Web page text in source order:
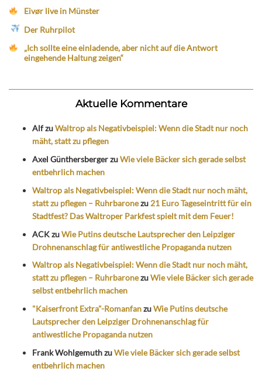
Eivør live in Münster
Der Ruhrpilot
„Ich sollte eine einladende, aber nicht auf die Antwort
eingehende Haltung zeigen“
Aktuelle Kommentare
AlfzuWaltrop als Negativbeispiel: Wenn die Stadt nur noch
mäht, statt zu pflegen
Axel GünthersbergerzuWie viele Bäcker sich gerade selbst
entbehrlich machen
Waltrop als Negativbeispiel: Wenn die Stadt nur noch mäht,
statt zu pflegen – Ruhrbaronezu 21 Euro Tageseintritt für ein
Stadtfest? Das Waltroper Parkfest spielt mit dem Feuer!
ACKzuWie Putins deutsche Lautsprecher den Leipziger
Drohnenanschlag für antiwestliche Propaganda nutzen
Waltrop als Negativbeispiel: Wenn die Stadt nur noch mäht,
statt zu pflegen – RuhrbaronezuWie viele Bäcker sich gerade
selbst entbehrlich machen
"Kaiserfront Extra"-RomanfanzuWie Putins deutsche
Lautsprecher den Leipziger Drohnenanschlag für
antiwestliche Propaganda nutzen
Frank WohlgemuthzuWie viele Bäcker sich gerade selbst
entbehrlich machen